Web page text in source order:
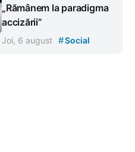
„Rămânem la paradigma
accizării”
Joi, 6 august #Social